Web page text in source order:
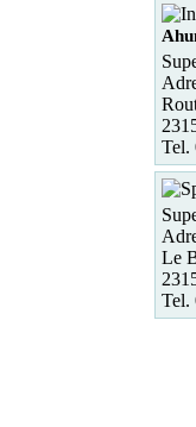
Tel.
Le
Tel.